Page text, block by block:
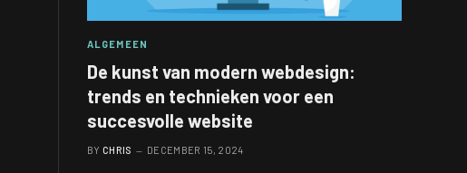
ALGEMEEN
De kunst van modern webdesign:
trends en technieken voor een
succesvolle website
BY CHRIS DECEMBER 15, 2024